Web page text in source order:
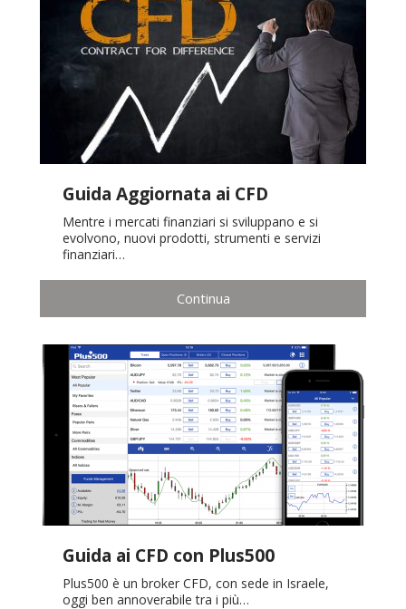
Guida Aggiornata ai CFD
Mentre i mercati finanziari si sviluppano e si
evolvono, nuovi prodotti, strumenti e servizi
finanziari…
Continua
Guida ai CFD con Plus500
Plus500 è un broker CFD, con sede in Israele,
oggi ben annoverabile tra i più…